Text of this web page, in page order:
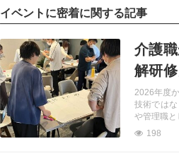
ト
）
｜
護
で
働
く
リ
ア
ル
を
伝
え
イベントに密着に関する記事
介護
解研
へ
2026年度
技術では
や管理職と
198